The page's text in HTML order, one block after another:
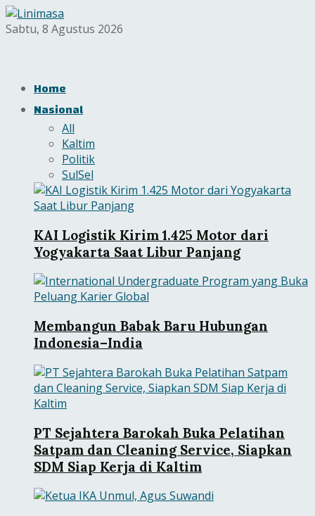
Sabtu, 8 Agustus 2026
Home
Nasional
All
Kaltim
Politik
SulSel
KAI Logistik Kirim 1.425 Motor dari
Yogyakarta Saat Libur Panjang
Membangun Babak Baru Hubungan
Indonesia–India
PT Sejahtera Barokah Buka Pelatihan
Satpam dan Cleaning Service, Siapkan
SDM Siap Kerja di Kaltim